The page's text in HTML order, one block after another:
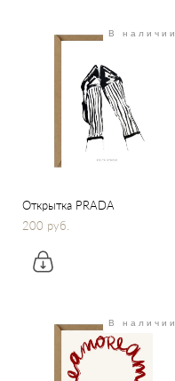
В наличии
Открытка PRADA
200 pуб.
В наличии